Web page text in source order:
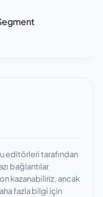
editörleri tarafından
bağlantılar
kazanabiliriz, ancak
fazla bilgi için